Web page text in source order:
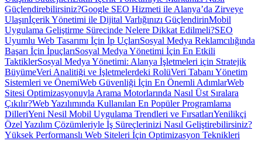
Güçlendirebilirsiniz?Google SEO Hizmeti ile Alanya’da Zirveye
Ulaşınİçerik Yönetimi ile Dijital Varlığınızı GüçlendirinMobil
Uygulama Geliştirme Sürecinde Nelere Dikkat Edilmeli?SEO
Uyumlu Web Tasarımı İçin İp UçlarıSosyal Medya Reklamcılığında
Başarı İçin İpuçlarıSosyal Medya Yönetimi İçin En Etkili
TaktiklerSosyal Medya Yönetimi: Alanya İşletmeleri için Stratejik
BüyümeVeri Analitiği ve İşletmelerdeki RolüVeri Tabanı Yönetim
Sistemleri ve ÖnemiWeb Güvenliği İçin En Önemli AdımlarWeb
Sitesi Optimizasyonuyla Arama Motorlarında Nasıl Üst Sıralara
Çıkılır?Web Yazılımında Kullanılan En Popüler Programlama
DilleriYeni Nesil Mobil Uygulama Trendleri ve FırsatlarıYenilikçi
Özel Yazılım Çözümleriyle İş Süreçlerinizi Nasıl Geliştirebilirsiniz?
Yüksek Performanslı Web Siteleri İçin Optimizasyon Teknikleri